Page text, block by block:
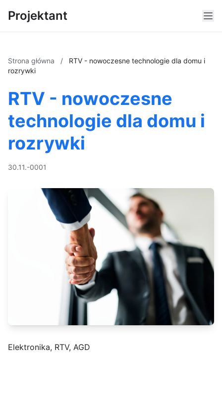
Projektant
Strona główna /
RTV - nowoczesne technologie dla domu i
rozrywki
RTV - nowoczesne
technologie dla domu i
rozrywki
30.11.-0001
Elektronika, RTV, AGD